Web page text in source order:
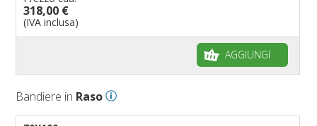
318,00 €
(IVA inclusa)
AGGIUNGI
Bandiere in Raso